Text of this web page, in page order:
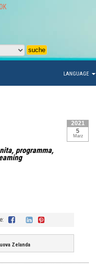
LANGUAGE
2021
5
Marz
programma,
Zelanda